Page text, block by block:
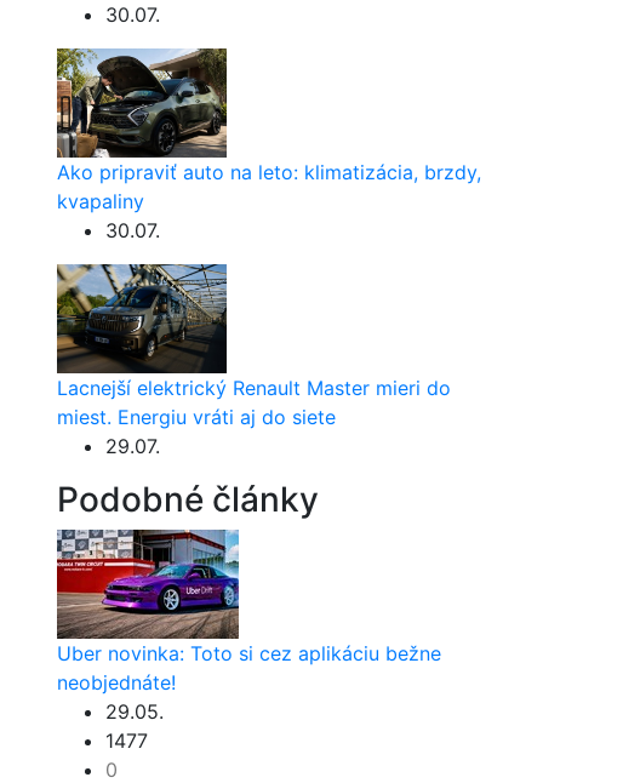
30.07.
Ako pripraviť auto na leto: klimatizácia, brzdy,
kvapaliny
30.07.
Lacnejší elektrický Renault Master mieri do
miest. Energiu vráti aj do siete
29.07.
Podobné články
Uber novinka: Toto si cez aplikáciu bežne
neobjednáte!
29.05.
1477
0